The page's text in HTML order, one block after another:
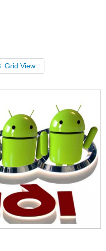
Grid View